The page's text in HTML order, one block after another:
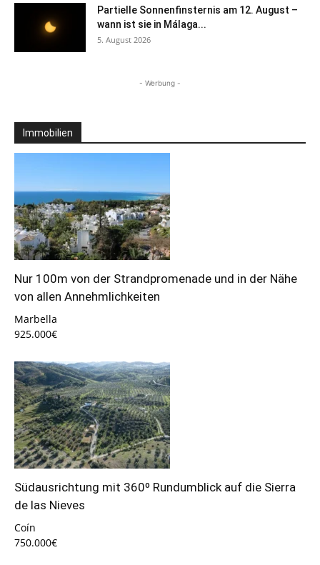
Partielle Sonnenfinsternis am 12. August –
wann ist sie in Málaga...
5. August 2026
- Werbung -
Immobilien
Nur 100m von der Strandpromenade und in der Nähe
von allen Annehmlichkeiten
Marbella
925.000€
Südausrichtung mit 360º Rundumblick auf die Sierra
de las Nieves
Coín
750.000€